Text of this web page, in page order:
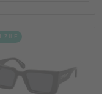
ZILE